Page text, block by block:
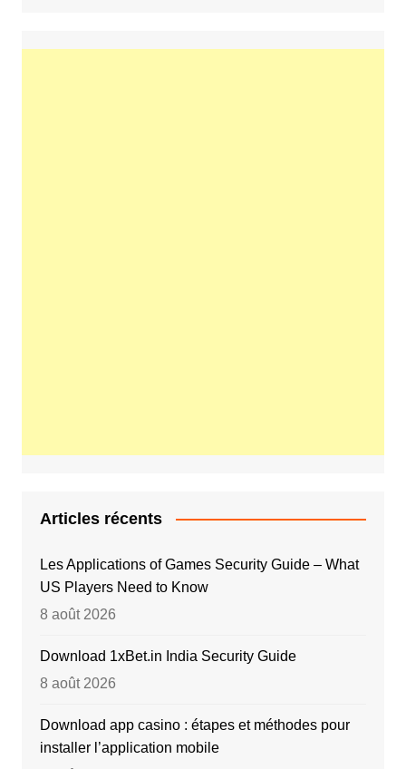
Articles récents
Les Applications of Games Security Guide – What
US Players Need to Know
8 août 2026
Download 1xBet.in India Security Guide
8 août 2026
Download app casino : étapes et méthodes pour
installer l’application mobile